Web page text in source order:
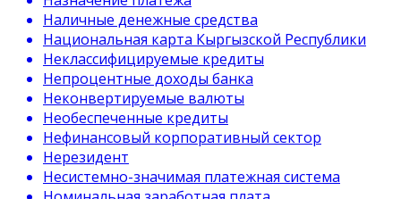
Наличные денежные средства
Национальная карта Кыргызской Республики
Неклассифицируемые кредиты
Непроцентные доходы банка
Неконвертируемые валюты
Необеспеченные кредиты
Нефинансовый корпоративный сектор
Нерезидент
Несистемно-значимая платежная система